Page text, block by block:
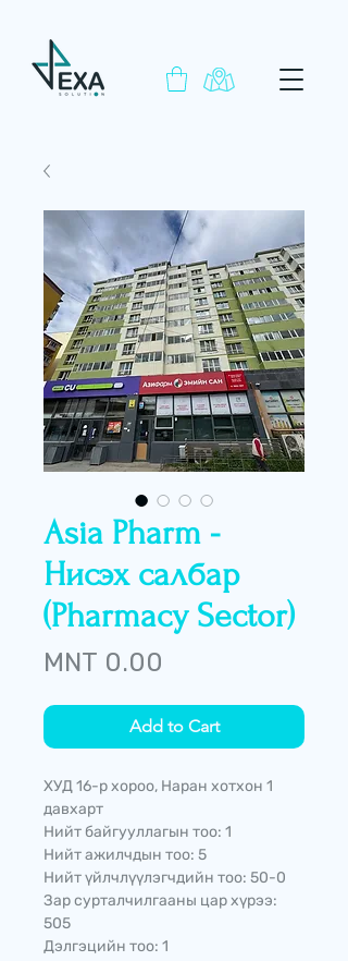
Asia Pharm -
Нисэх салбар
(Pharmacy Sector)
MNT 0.00
Add to Cart
ХУД 16-р хороо, Наран хотхон 1
давхарт
Нийт байгууллагын тоо: 1
Нийт ажилчдын тоо: 5
Нийт үйлчлүүлэгчдийн тоо: 50-0
Зар сурталчилгааны цар хүрээ:
505
Дэлгэцийн тоо: 1